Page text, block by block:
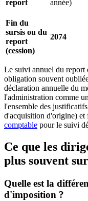
report
année)
Fin du
sursis ou du
report
(cession)
2074
Le suivi annuel du
obligation souvent
déclaration annuelle du
l'administration comme
l'ensemble des
d'acquisition d'origine) et
comptable pour le suivi
Ce que les
plus souvent
Quelle est la
d'imposition ?